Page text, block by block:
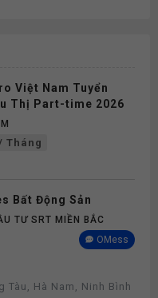
Việt Nam Tuyển
Thị Part-time 2026
Tháng
Bất Động Sản
TƯ SRT MIỀN BẮC
OMess
Tàu, Hà Nam, Ninh Bình